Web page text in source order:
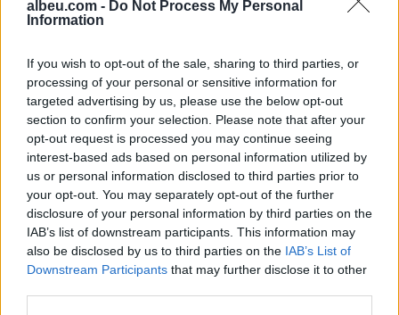
albeu.com - Do Not Process My Personal
Information
If you wish to opt-out of the sale, sharing to third parties, or
processing of your personal or sensitive information for
targeted advertising by us, please use the below opt-out
section to confirm your selection. Please note that after your
opt-out request is processed you may continue seeing
interest-based ads based on personal information utilized by
us or personal information disclosed to third parties prior to
your opt-out. You may separately opt-out of the further
disclosure of your personal information by third parties on the
IAB’s list of downstream participants. This information may
also be disclosed by us to third parties on the IAB’s List of
Downstream Participants that may further disclose it to other
Tags:
beni vete kremi dielli , krem dielli ,
krem
dielli ne shtepi
, si behet kremi i diellit